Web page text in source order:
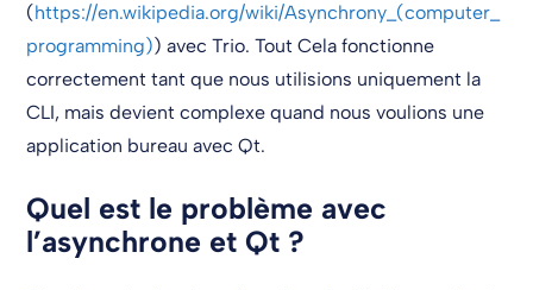
(https://en.wikipedia.org/wiki/Asynchrony_(computer_
programming)) avec Trio. Tout Cela fonctionne
correctement tant que nous utilisions uniquement la
CLI, mais devient complexe quand nous voulions une
application bureau avec Qt.
Quel est le problème avec
l’asynchrone et Qt ?